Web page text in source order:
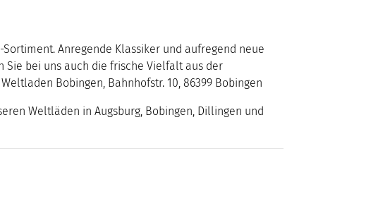
Anregende Klassiker und aufregend neue
Sie bei uns auch die frische Vielfalt aus der
Bobingen, Bahnhofstr. 10, 86399 Bobingen
Weltläden in Augs­burg, Bobingen, Dillingen und